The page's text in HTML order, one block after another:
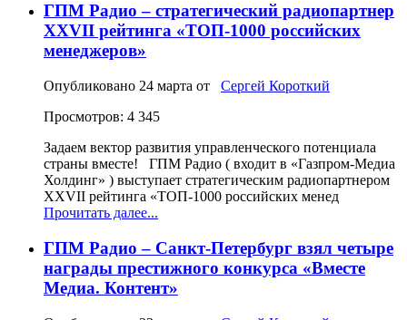
ГПМ Радио – стратегический радиопартнер
XXVII рейтинга «ТОП‑1000 российских
менеджеров»
Опубликовано 24 марта от Сергей Короткий
Просмотров: 4 345
Задаем вектор развития управленческого потенциала
страны вместе! ГПМ Радио ( входит в «Газпром-Медиа
Холдинг» ) выступает стратегическим радиопартнером
XXVII рейтинга «ТОП‑1000 российских менед
Прочитать далее...
ГПМ Радио – Санкт-Петербург взял четыре
награды престижного конкурса «Вместе
Медиа. Контент»